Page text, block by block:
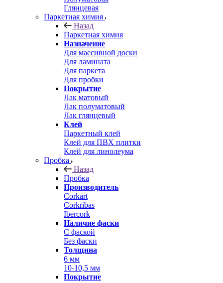
Глянцевая
Паркетная химия
Назад
Паркетная химия
Назначение
Для массивной доски
Для ламината
Для паркета
Для пробки
Покрытие
Лак матовый
Лак полуматовый
Лак глянцевый
Клей
Паркетный клей
Клей для ПВХ плитки
Клей для линолеума
Пробка
Назад
Пробка
Производитель
Corkart
Corkribas
Ibercork
Наличие фаски
С фаской
Без фаски
Толщина
6 мм
10-10,5 мм
Покрытие